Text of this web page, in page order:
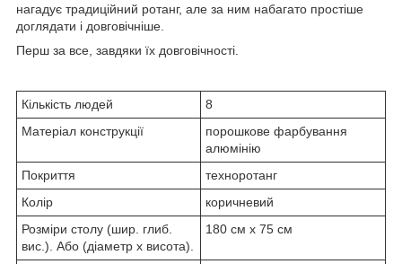
нагадує традиційний ротанг, але за ним набагато простіше
доглядати і довговічніше.
Перш за все, завдяки їх довговічності.
Кількість людей
8
Матеріал конструкції
порошкове фарбування
алюмінію
Покриття
техноротанг
Колір
коричневий
Розміри столу (шир. глиб.
вис.). Або (діаметр х висота).
180 см х 75 см